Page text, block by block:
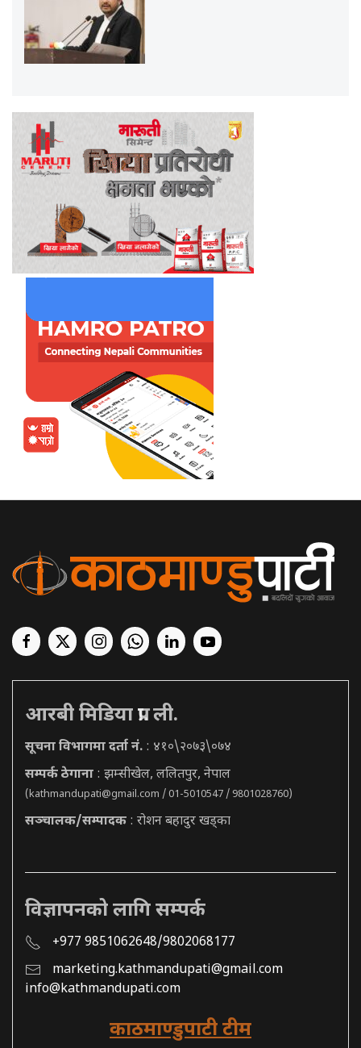
आरबी मिडिया प्रा. ली.
सूचना विभागमा दर्ता नं. : ४१०\२०७३\०७४
सम्पर्क ठेगाना : झम्सीखेल, ललितपुर, नेपाल
(kathmandupati@gmail.com / 01-5010547 / 9801028760)
सञ्चालक/सम्पादक : रोशन बहादुर खड्का
विज्ञापनको लागि सम्पर्क
+977 9851062648/9802068177
marketing.kathmandupati@gmail.com
info@kathmandupati.com
काठमाण्डुपाटी टीम